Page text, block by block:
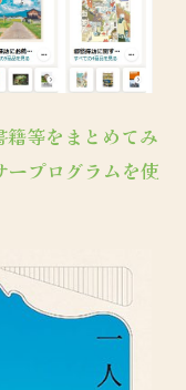
等をまとめてみ
プログラムを使